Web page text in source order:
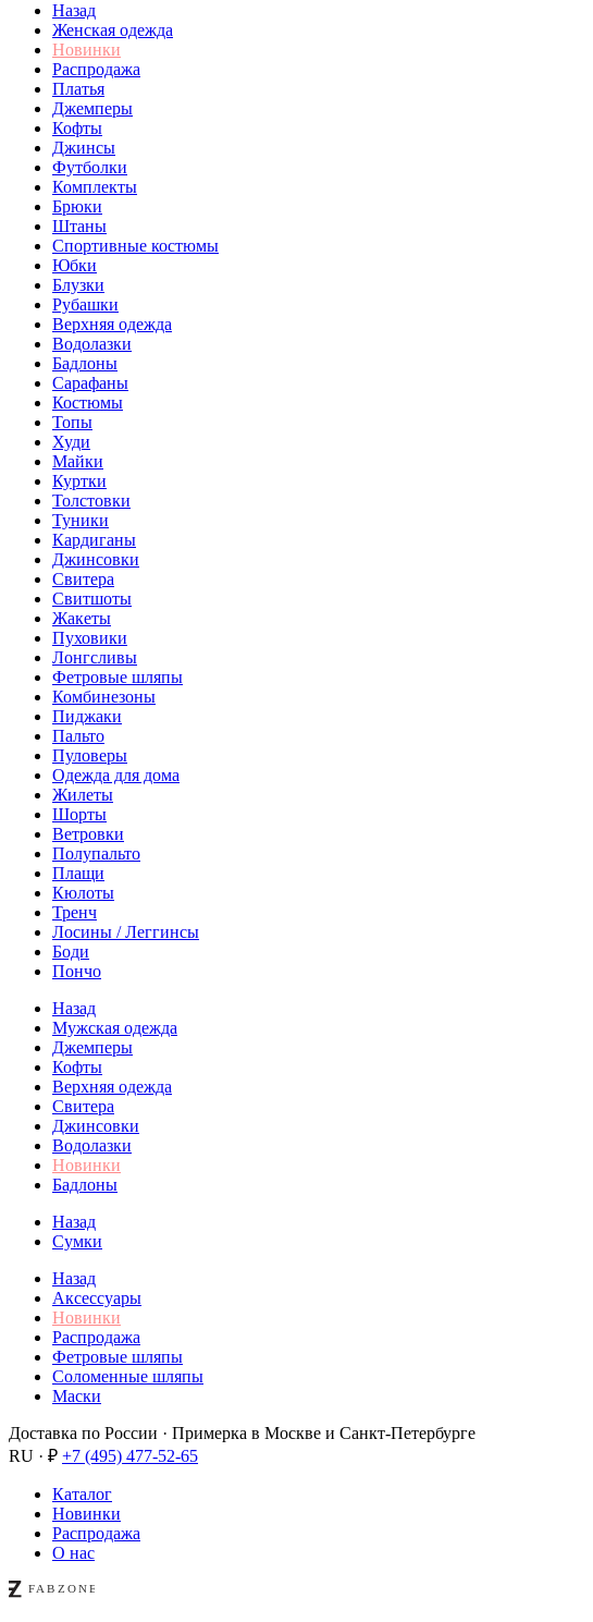
Назад
Женская одежда
Новинки
Распродажа
Платья
Джемперы
Кофты
Джинсы
Футболки
Комплекты
Брюки
Штаны
Спортивные костюмы
Юбки
Блузки
Рубашки
Верхняя одежда
Водолазки
Бадлоны
Сарафаны
Костюмы
Топы
Худи
Майки
Куртки
Толстовки
Туники
Кардиганы
Джинсовки
Свитера
Свитшоты
Жакеты
Пуховики
Лонгсливы
Фетровые шляпы
Комбинезоны
Пиджаки
Пальто
Пуловеры
Одежда для дома
Жилеты
Шорты
Ветровки
Полупальто
Плащи
Кюлоты
Тренч
Лосины / Леггинсы
Боди
Пончо
Назад
Мужская одежда
Джемперы
Кофты
Верхняя одежда
Свитера
Джинсовки
Водолазки
Новинки
Бадлоны
Назад
Сумки
Назад
Аксессуары
Новинки
Распродажа
Фетровые шляпы
Соломенные шляпы
Маски
Доставка по России · Примерка в Москве и Санкт-Петербурге
RU · ₽ +7 (495) 477-52-65
Каталог
Новинки
Распродажа
О нас